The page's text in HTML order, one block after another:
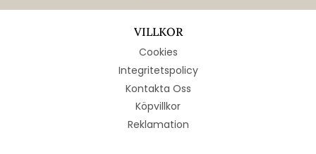
VILLKOR
Cookies
Integritetspolicy
Kontakta Oss
Köpvillkor
Reklamation